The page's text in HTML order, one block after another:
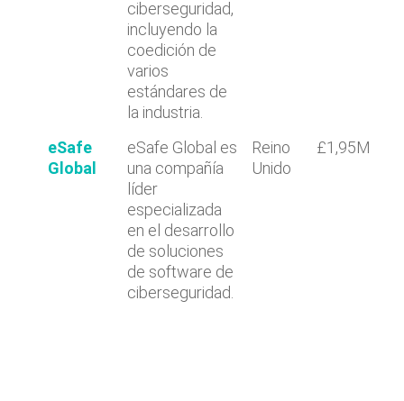
ciberseguridad,
incluyendo la
coedición de
varios
estándares de
la industria.
eSafe
Global
eSafe Global es
una compañía
líder
especializada
en el desarrollo
de soluciones
de software de
ciberseguridad.
Reino
Unido
£1,95M